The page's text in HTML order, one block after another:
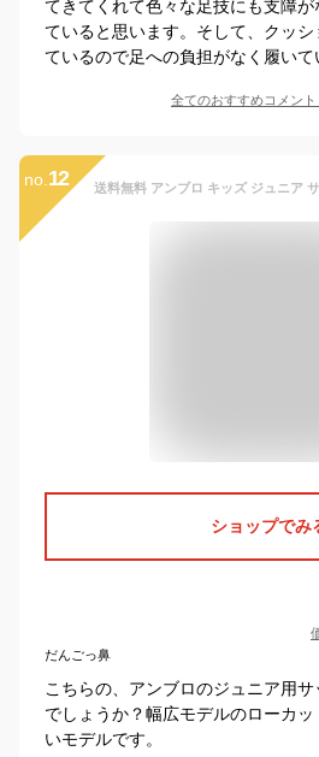
てきてくれて色々な足技にも支障
ていると思います。そして、クッ
ているので足への負担がなく履いて
全てのおすすめコメント
no. 12
ショップでみ
だんごっ鼻
こちらの、アンブロのジュニア用
でしょうか？幅広モデルのローカッ
いモデルです。